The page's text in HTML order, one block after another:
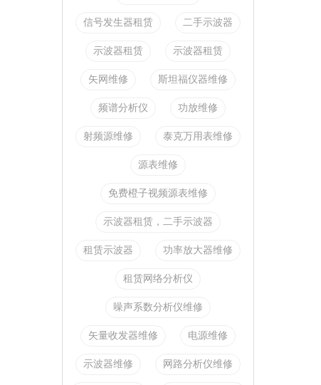
信号发生器租赁 二手示波器
示波器租赁 示波器租赁
矢网维修 斯坦福仪器维修
频谱分析仪 功放维修
射频源维修 泰克万用表维修
源表维修
免费橙子视频源表维修
示波器租赁，二手示波器
租赁示波器 功率放大器维修
租赁网络分析仪
噪声系数分析仪维修
矢量收发器维修 电源维修
示波器维修 网路分析仪维修